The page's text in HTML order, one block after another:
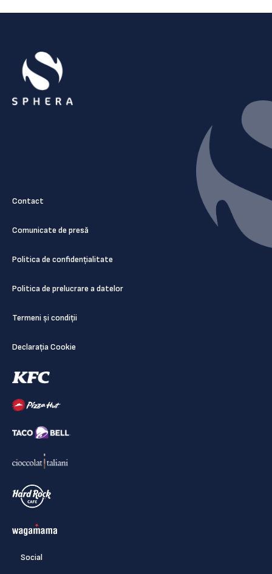
Contact
Comunicate de presă
Politica de confidențialitate
Politica de prelucrare a datelor
Termeni și condiții
Declarația Cookie
Social